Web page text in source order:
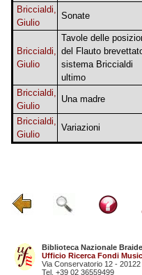
Briccialdi,
Giulio
Sonate
Briccialdi,
Giulio
Tavole delle
del Flauto
sistema Briccialdi
ultimo
Briccialdi,
Giulio
Una madre
Briccialdi,
Giulio
Variazioni
Biblioteca Nazionale
Ufficio Ricerca Fondi
Via Conservatorio 12 - 20122
Tel. +39 02 36559499